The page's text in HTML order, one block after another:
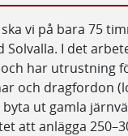
vi på bara 75
Solvalla. I det
har utrustning
och dragfordon
ut gamla
att anlägga